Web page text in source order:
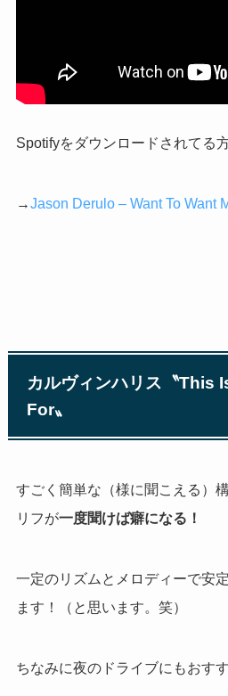
Spotifyをダウンロードされてる
→Jason Derulo – Want To Want
カルヴィンハリス〝This
For〟
すごく簡単な（様に聞こえる）
リフが一度聞けば癖になる！
一定のリズムとメロディーで安
ます！（と思います。笑）
ちなみに夜のドライブにもおすす